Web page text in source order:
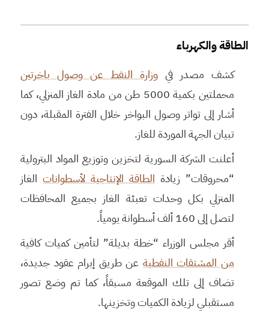
الطاقة والكهرباء
كشف مصدر في وزارة النفط عن وصول باخرتين
محملتين بكمية 5000 طن من مادة الغاز المنزلي، كما
أشار إلى تواتر وصول البواخر خلال الفترة المقبلة، دون
تبيان الجهة الموردة للغاز.
أعلنت الشركة السورية لتخزين وتوزيع المواد البترولية
“محروقات” زيادة الطاقة الإنتاجية لأسطوانات الغاز
المنزلي بكل وحدات تعبئة الغاز بجميع المحافظات
لتصل إلى 160 ألف أسطوانة يومياً.
أقر مجلس الوزراء “خطة بديلة” لتأمين كميات كافية
من المشتقات النفطية عن طريق إبرام عقود جديدة،
تضاف إلى تلك الموقعة مسبقاً، كما تم وضع تصور
مستقبلي لزيادة الكميات وتخزينها.